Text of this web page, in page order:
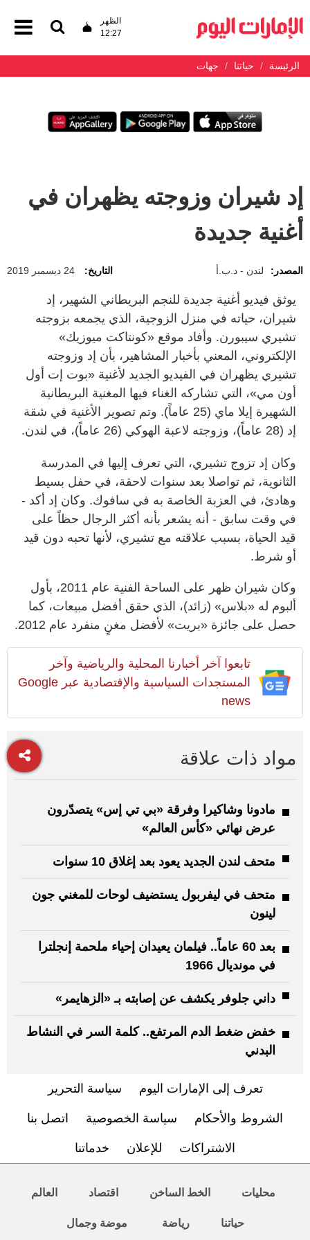
الظهر
12:27
الرئيسة حياتنا جهات
إد شيران وزوجته يظهران في
أغنية جديدة
المصدر: لندن - د.ب.أ التاريخ: 24 ديسمبر 2019
يوثق فيديو أغنية جديدة للنجم البريطاني الشهير، إد
شيران، حياته في منزل الزوجية، الذي يجمعه بزوجته
تشيري سيبورن. وأفاد موقع «كونتاكت ميوزيك»
الإلكتروني، المعني بأخبار المشاهير، بأن إد وزوجته
تشيري يظهران في الفيديو الجديد لأغنية «بوت إت أول
أون مي»، التي تشاركه الغناء فيها المغنية البريطانية
الشهيرة إيلا ماي (25 عاماً). وتم تصوير الأغنية في شقة
إد (28 عاماً)، وزوجته لاعبة الهوكي (26 عاماً)، في لندن.
وكان إد تزوج تشيري، التي تعرف إليها في المدرسة
الثانوية، ثم تواصلا بعد سنوات لاحقة، في حفل بسيط
وهادئ، في العزبة الخاصة به في سافوك. وكان إد أكد -
في وقت سابق - أنه يشعر بأنه أكثر الرجال حظاً على
قيد الحياة، بسبب علاقته مع تشيري، لأنها تحبه دون قيد
أو شرط.
وكان شيران ظهر على الساحة الفنية عام 2011، بأول
ألبوم له «بلاس» (زائد)، الذي حقق أفضل مبيعات، كما
حصل على جائزة «بريت» لأفضل مغنٍ منفرد عام 2012.
تابعوا آخر أخبارنا المحلية والرياضية وآخر
المستجدات السياسية والإقتصادية عبر Google
news
مواد ذات علاقة
مادونا وشاكيرا وفرقة «بي تي إس» يتصدّرون
عرض نهائي «كأس العالم»
متحف لندن الجديد يعود بعد إغلاق 10 سنوات
متحف في ليفربول يستضيف لوحات للمغني جون
لينون
بعد 60 عاماً.. فيلمان يعيدان إحياء ملحمة إنجلترا
في مونديال 1966
داني جلوفر يكشف عن إصابته بـ «الزهايمر»
خفض ضغط الدم المرتفع.. كلمة السر في النشاط
البدني
تعرف إلى الإمارات اليوم سياسة التحرير
الشروط والأحكام سياسة الخصوصية اتصل بنا
الاشتراكات للإعلان خدماتنا
محليات الخط الساخن اقتصاد العالم
حياتنا رياضة موضة وجمال